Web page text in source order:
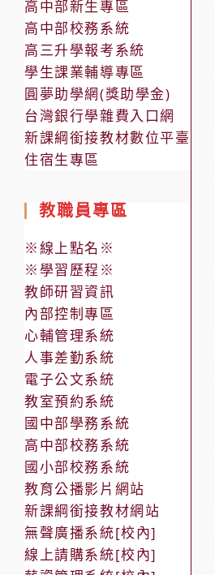
高中部新生專區
高中部校務系統
高三升學報考系統
學生課業輔導專區
圓夢助學網(獎助學金)
台灣銀行學雜費入口網
新課綱銜接教材數位平臺
住宿生專區
教職員專區
※線上點名※
※學習歷程※
教師研習資訊
內部控制專區
心輔管理系統
人事差勤系統
電子公文系統
教室預約系統
國中部學務系統
高中部校務系統
國小部校務系統
教育公播影片網站
新課綱銜接教材網站
無聲廣播系統[校內]
線上請購系統[校內]